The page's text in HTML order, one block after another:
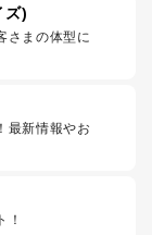
ズ)
さまの体型に
最新情報やお
！